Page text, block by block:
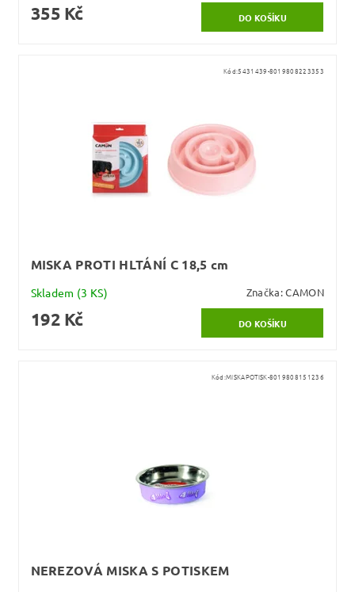
355 Kč
Kód:5431439-8019808223353
MISKA PROTI HLTÁNÍ C 18,5 cm
Skladem (3 KS) Značka:CAMON
192 Kč
Kód:MISKAPOTISK-8019808151236
NEREZOVÁ MISKA S POTISKEM